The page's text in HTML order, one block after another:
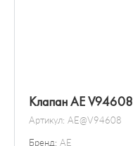
Клапан AE V94608
Артикул: AE@V94608
Бренд: AE